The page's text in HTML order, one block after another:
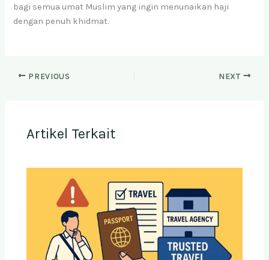
bagi semua umat Muslim yang ingin menunaikan haji
dengan penuh khidmat.
PREVIOUS NEXT
Artikel Terkait